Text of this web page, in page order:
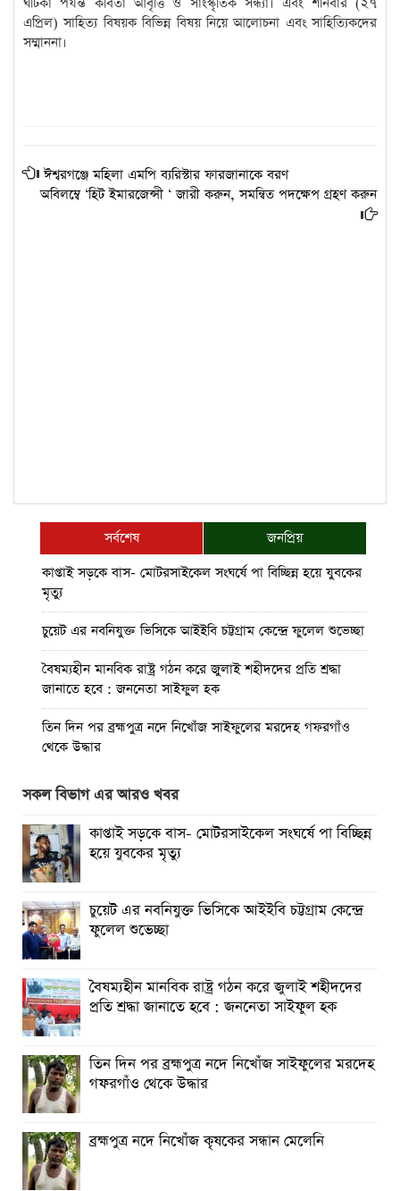
এপ্রিল) সাহিত্য বিষয়ক বিভিন্ন বিষয় নিয়ে আলোচনা এবং সাহিত্যিকদের
সম্মাননা।
ঈশ্বরগঞ্জে মহিলা এমপি ব্যরিস্টার ফারজানাকে বরণ
অবিলম্বে ‘হিট ইমারজেন্সী ‘ জারী করুন, সমন্বিত পদক্ষেপ গ্রহণ করুন
সর্বশেষ
জনপ্রিয়
কাপ্তাই সড়কে বাস- মোটরসাইকেল সংঘর্ষে পা বিচ্ছিন্ন হয়ে যুবকের
মৃত্যু
চুয়েট এর নবনিযুক্ত ভিসিকে আইইবি চট্টগ্রাম কেন্দ্রে ফুলেল শুভেচ্ছা
বৈষম্যহীন মানবিক রাষ্ট্র গঠন করে জুলাই শহীদদের প্রতি শ্রদ্ধা
জানাতে হবে : জননেতা সাইফুল হক
তিন দিন পর ব্রহ্মপুত্র নদে নিখোঁজ সাইফুলের মরদেহ গফরগাঁও
থেকে উদ্ধার
ব্রহ্মপুত্র নদে নিখোঁজ কৃষকের সন্ধান মেলেনি
রাঙ্গুনিয়ায় জুলাই গণঅভ্যুত্থান দিবস পালিত
পার্বতীপুরে জুলাই গণঅভ্যুত্থান দিবস পালন
আত্রাইয়ে যথাযোগ্য মর্যাদায় ‘জুলাই গণঅভ্যুত্থান দিবস’ পালিত
ঝালকাঠিতে জুলাই গণঅভ্যুত্থান দিবস পালিত
রাবিপ্রবি’তে ‘জুলাই গণঅভ্যুত্থান দিবস-২০২৬’ উদযাপিত
সকল বিভাগ এর আরও খবর
কাপ্তাই সড়কে বাস- মোটরসাইকেল সংঘর্ষে পা বিচ্ছিন্ন
হয়ে যুবকের মৃত্যু
চুয়েট এর নবনিযুক্ত ভিসিকে আইইবি চট্টগ্রাম কেন্দ্রে
ফুলেল শুভেচ্ছা
বৈষম্যহীন মানবিক রাষ্ট্র গঠন করে জুলাই শহীদদের
প্রতি শ্রদ্ধা জানাতে হবে : জননেতা সাইফুল হক
তিন দিন পর ব্রহ্মপুত্র নদে নিখোঁজ সাইফুলের মরদেহ
গফরগাঁও থেকে উদ্ধার
ব্রহ্মপুত্র নদে নিখোঁজ কৃষকের সন্ধান মেলেনি